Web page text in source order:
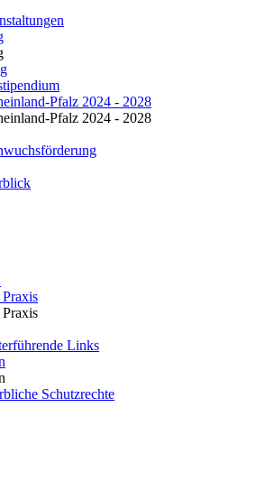
Pfalz 2024 - 2028
Pfalz 2024 - 2028
Links
Schutzrechte